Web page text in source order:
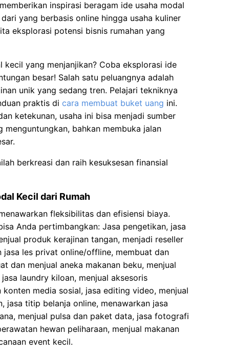
inspirasi beragam ide usaha modal
yang berbasis online hingga usaha kuliner
eksplorasi potensi bisnis rumahan yang
kecil yang menjanjikan? Coba eksplorasi ide
besar! Salah satu peluangnya adalah
unik yang sedang tren. Pelajari tekniknya
praktis di cara membuat buket uang ini.
ketekunan, usaha ini bisa menjadi sumber
menguntungkan, bahkan membuka jalan
berkreasi dan raih kesuksesan finansial
Kecil dari Rumah
fleksibilitas dan efisiensi biaya.
Anda pertimbangkan: Jasa pengetikan, jasa
produk kerajinan tangan, menjadi reseller
jasa les privat online/offline, membuat dan
dan menjual aneka makanan beku, menjual
laundry kiloan, menjual aksesoris
konten media sosial, jasa editing video, menjual
jasa titip belanja online, menawarkan jasa
menjual pulsa dan paket data, jasa fotografi
hewan peliharaan, menjual makanan
event kecil.